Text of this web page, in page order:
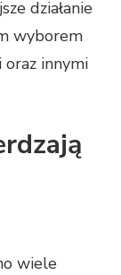
działanie
wyborem
innymi
wiele